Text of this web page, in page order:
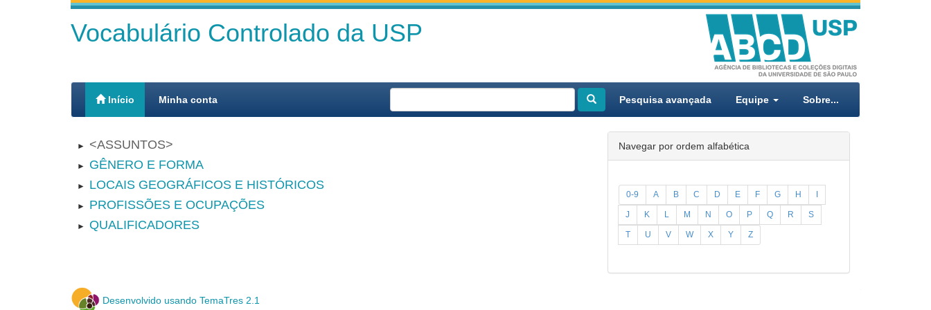
Vocabulário Controlado da USP
Início Minha conta Pesquisa avançada Equipe Sobre...
► ASSUNTOS
► GÊNERO E FORMA
► LOCAIS GEOGRÁFICOS E HISTÓRICOS
► PROFISSÕES E OCUPAÇÕES
► QUALIFICADORES
Navegar por ordem alfabética
0-9 A B C D E F G H I
J K L M N O P Q R S
T U V W X Y Z
Desenvolvido usando TemaTres 2.1